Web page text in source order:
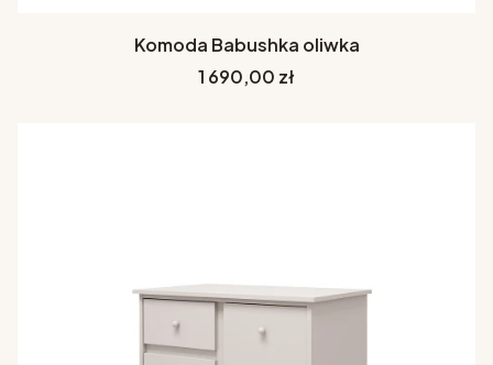
Komoda Babushka oliwka
Cena
1 690,00 zł